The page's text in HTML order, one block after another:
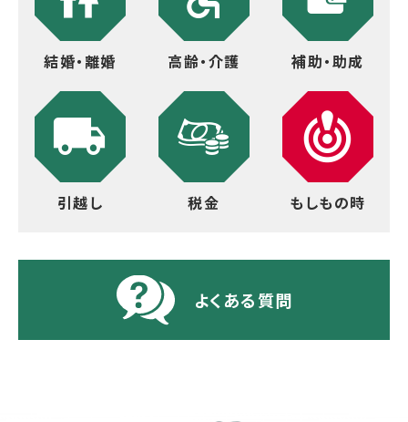
結婚・離婚 高齢・介護 補助・助成
引越し 税金 もしもの時
よくある質問